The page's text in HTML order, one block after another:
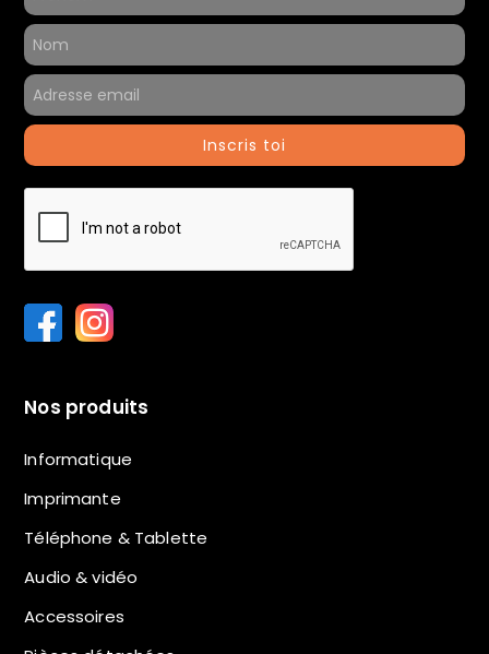
Inscris toi
Nos produits
Informatique
Imprimante
Téléphone & Tablette
Audio & vidéo
Accessoires